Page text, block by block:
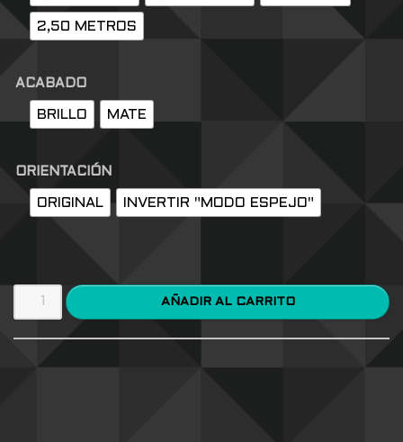
2,50 METROS
ACABADO
BRILLO MATE
ORIENTACIÓN
ORIGINAL INVERTIR "MODO ESPEJO"
AÑADIR AL CARRITO